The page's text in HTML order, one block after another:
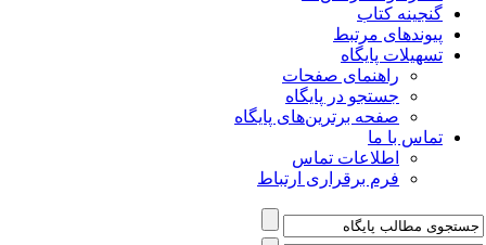
گنجینه کتاب
پیوندهای مرتبط
تسهیلات پایگاه
راهنمای صفحات
جستجو در پایگاه
صفحه برترین‌های پایگاه
تماس با ما
اطلاعات تماس
فرم برقراری ارتباط